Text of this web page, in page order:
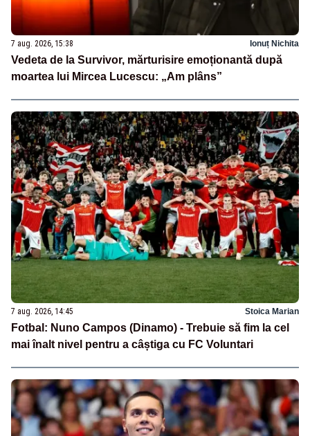
7 aug. 2026, 15:38 Ionuț Nichita
Vedeta de la Survivor, mărturisire emoționantă după
moartea lui Mircea Lucescu: „Am plâns”
7 aug. 2026, 14:45 Stoica Marian
Fotbal: Nuno Campos (Dinamo) - Trebuie să fim la cel
mai înalt nivel pentru a câștiga cu FC Voluntari